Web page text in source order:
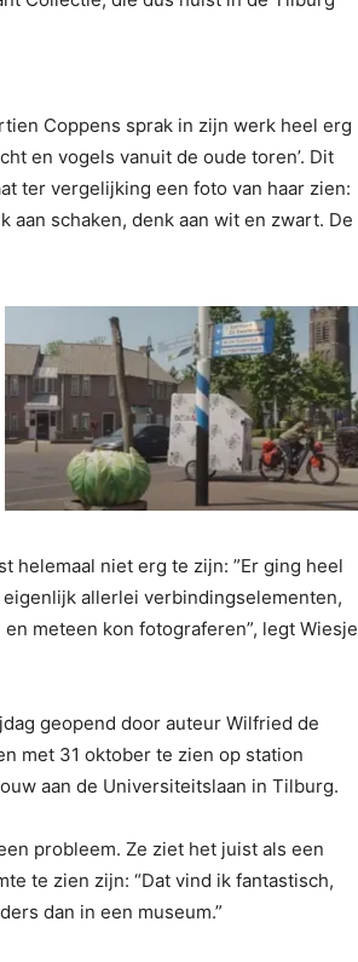
Coppens sprak in zijn werk heel erg
en vogels vanuit de oude toren’. Dit
ter vergelijking een foto van haar zien:
aan schaken, denk aan wit en zwart. De
helemaal niet erg te zijn: ”Er ging heel
allerlei verbindingselementen,
meteen kon fotograferen”, legt Wiesje
geopend door auteur Wilfried de
met 31 oktober te zien op station
aan de Universiteitslaan in Tilburg.
probleem. Ze ziet het juist als een
te zien zijn: “Dat vind ik fantastisch,
dan in een museum.”